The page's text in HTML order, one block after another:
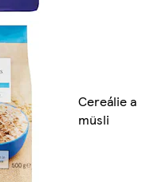
Cereálie a
müsli